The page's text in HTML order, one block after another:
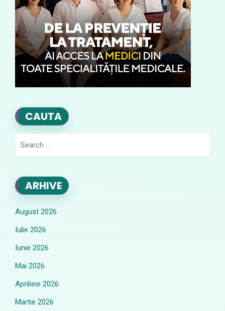
CAUTA
ARHIVE
August 2026
Iulie 2026
Iunie 2026
Mai 2026
Aprilieie 2026
Martie 2026